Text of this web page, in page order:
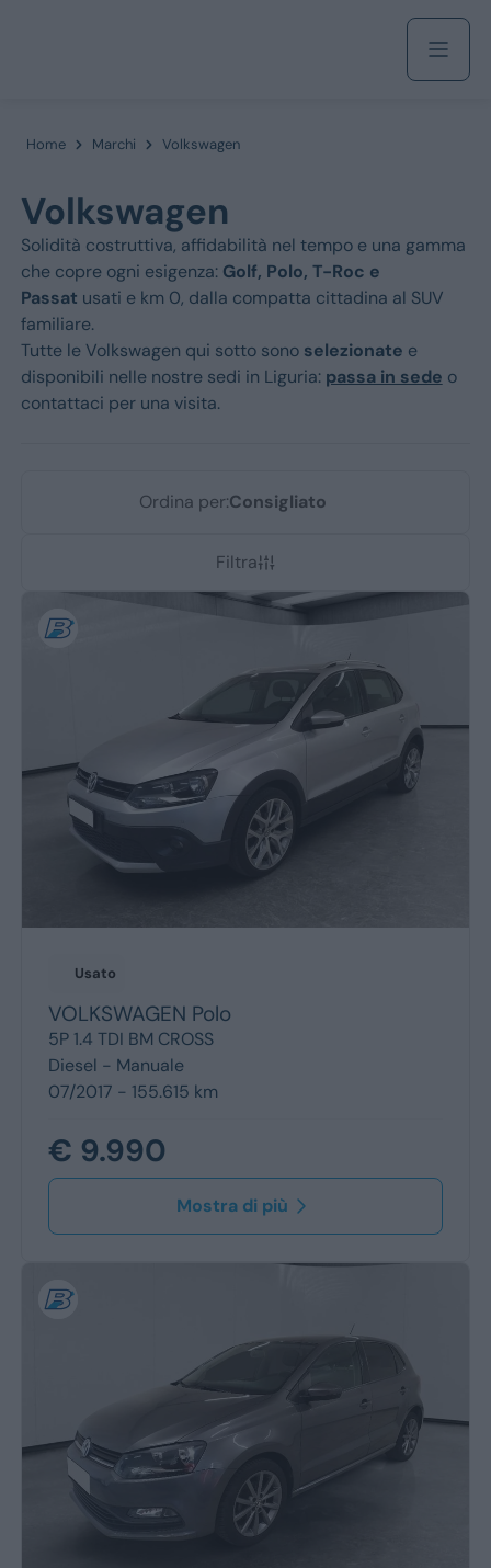
Acquista
Azienda
Servizi
Marchi
Vedi tutti i marchi
Prezzo
Tra i € 15.000 e i € 25.000
Tra i € 25.000 e i € 35.000
Tipo
Usato
Km 0
Veicoli commerciali
Monovolume
Station Wagon
SUV
Home Marchi Volkswagen
Volkswagen
Solidità costruttiva, affidabilità nel tempo e una gamma
che copre ogni esigenza: Golf, Polo, T-Roc e
Passat usati e km 0, dalla compatta cittadina al SUV
familiare.
Tutte le Volkswagen qui sotto sono selezionate e
disponibili nelle nostre sedi in Liguria: passa in sede o
contattaci per una visita.
Ordina per:
Filtra
Usato
VOLKSWAGEN Polo
5P 1.4 TDI BM CROSS
Diesel - Manuale
07/2017 - 155.615 km
€ 9.990
Mostra di più